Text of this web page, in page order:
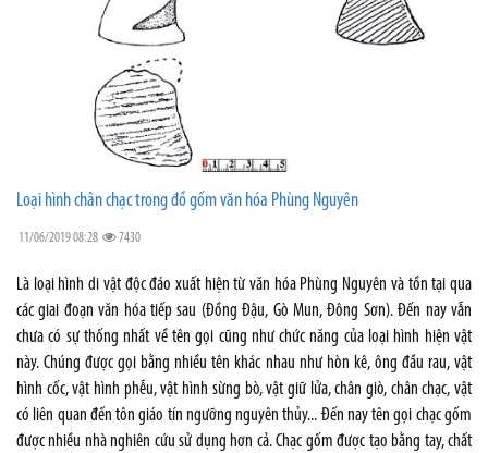
Loại hình chân chạc trong đồ gốm văn hóa Phùng Nguyên
11/06/2019 08:28 7430
Là loại hình di vật độc đáo xuất hiện từ văn hóa Phùng Nguyên và tồn tại qua
các giai đoạn văn hóa tiếp sau (Đồng Đậu, Gò Mun, Đông Sơn). Đến nay vẫn
chưa có sự thống nhất về tên gọi cũng như chức năng của loại hình hiện vật
này. Chúng được gọi bằng nhiều tên khác nhau như hòn kê, ông đầu rau, vật
hình cốc, vật hình phễu, vật hình sừng bò, vật giữ lửa, chân giò, chân chạc, vật
có liên quan đến tôn giáo tín ngưỡng nguyên thủy... Đến nay tên gọi chạc gốm
được nhiều nhà nghiên cứu sử dụng hơn cả. Chạc gốm được tạo bằng tay, chất